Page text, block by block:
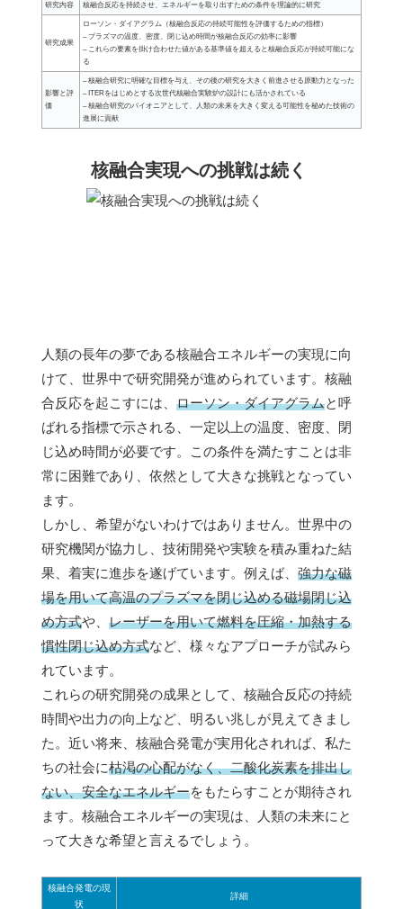
研究内容 核融合反応を持続させ、エネルギーを取り出すための条件を理論的に研究
研究成果
ローソン・ダイアグラム（核融合反応の持続可能性を評価するための指標）
– プラズマの温度、密度、閉じ込め時間が核融合反応の効率に影響
– これらの要素を掛け合わせた値がある基準値を超えると核融合反応が持続可能にな
る
影響と評
価
– 核融合研究に明確な目標を与え、その後の研究を大きく前進させる原動力となった
– ITERをはじめとする次世代核融合実験炉の設計にも活かされている
– 核融合研究のパイオニアとして、人類の未来を大きく変える可能性を秘めた技術の
進展に貢献
核融合実現への挑戦は続く
人類の長年の夢である核融合エネルギーの実現に向
けて、世界中で研究開発が進められています。核融
合反応を起こすには、 ローソン・ダイアグラムと呼
ばれる指標で示される、一定以上の温度、密度、閉
じ込め時間が必要です。この条件を満たすことは非
常に困難であり、依然として大きな挑戦となってい
ます。
しかし、希望がないわけではありません。世界中の
研究機関が協力し、技術開発や実験を積み重ねた結
果、着実に進歩を遂げています。例えば、 強力な磁
場を用いて高温のプラズマを閉じ込める磁場閉じ込
め方式や、 レーザーを用いて燃料を圧縮・加熱する
慣性閉じ込め方式など、様々なアプローチが試みら
れています。
これらの研究開発の成果として、核融合反応の持続
時間や出力の向上など、明るい兆しが見えてきまし
た。近い将来、核融合発電が実用化されれば、私た
ちの社会に枯渇の心配がなく、二酸化炭素を排出し
ない、安全なエネルギーをもたらすことが期待され
ます。核融合エネルギーの実現は、人類の未来にと
って大きな希望と言えるでしょう。
核融合発電の現
状
詳細